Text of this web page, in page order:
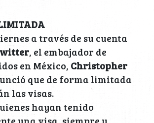
a través de su cuenta
, el embajador de
en México, Christopher
que de forma limitada
las visas.
hayan tenido
una visa, siempre y